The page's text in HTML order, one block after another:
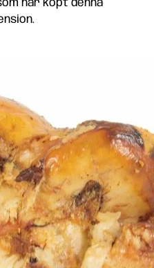
har köpt denna